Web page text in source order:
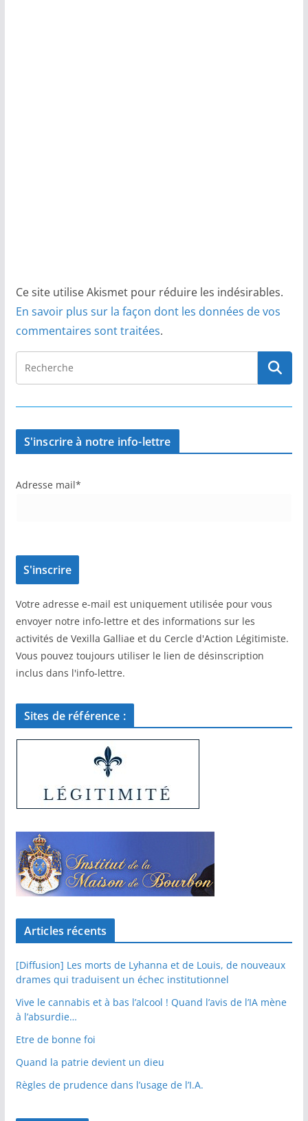
Ce site utilise Akismet pour réduire les indésirables.
En savoir plus sur la façon dont les données de vos
commentaires sont traitées.
S'inscrire à notre info-lettre
Adresse mail*
Votre adresse e-mail est uniquement utilisée pour vous
envoyer notre info-lettre et des informations sur les
activités de Vexilla Galliae et du Cercle d'Action Légitimiste.
Vous pouvez toujours utiliser le lien de désinscription
inclus dans l'info-lettre.
Sites de référence :
Articles récents
[Diffusion] Les morts de Lyhanna et de Louis, de nouveaux
drames qui traduisent un échec institutionnel
Vive le cannabis et à bas l’alcool ! Quand l’avis de l’IA mène
à l’absurdie…
Etre de bonne foi
Quand la patrie devient un dieu
Règles de prudence dans l’usage de l’I.A.